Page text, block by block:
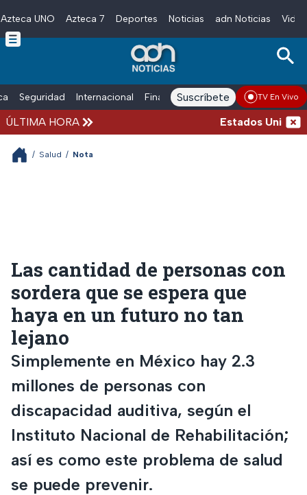
Skip to main content
Azteca UNO Azteca 7 Deportes Noticias adn Noticias
Seguridad Internacional Finanzas adn Noticias Radio
Suscríbete TV En Vivo
ÚLTIMA HORA Estados Unidos
/ Salud / Nota
Las cantidad de personas con
sordera que se espera que
haya en un futuro no tan
lejano
Simplemente en México hay 2.3
millones de personas con
discapacidad auditiva, según el
Instituto Nacional de Rehabilitación;
así es como este problema de salud
se puede prevenir.